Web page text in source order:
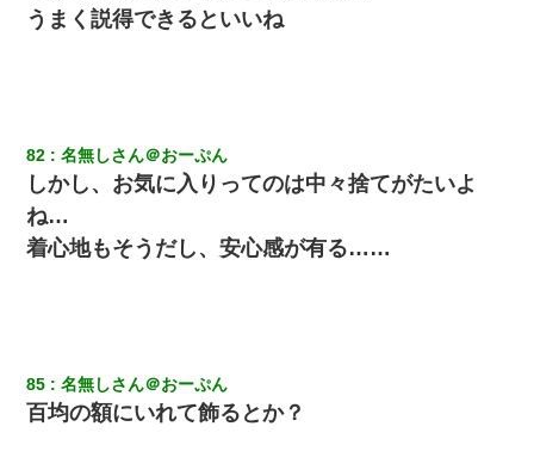
うまく説得できるといいね
82 名無しさん＠おーぷん
しかし、お気に入りってのは中々捨てがたいよ
ね…
着心地もそうだし、安心感が有る……
85 名無しさん＠おーぷん
百均の額にいれて飾るとか？